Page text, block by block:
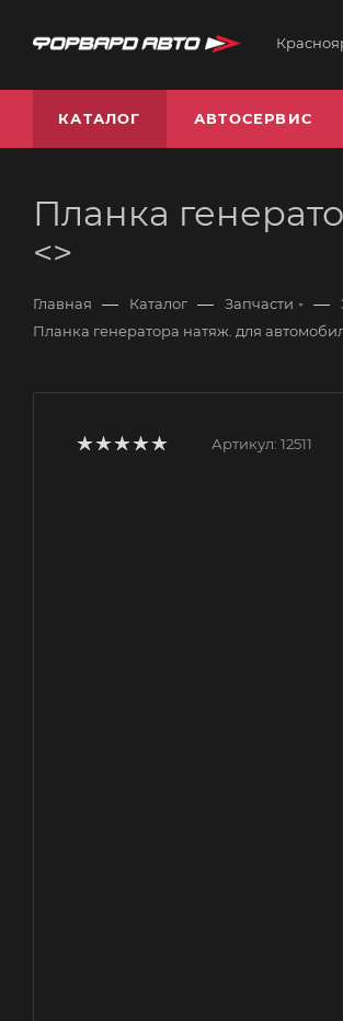
КАТАЛОГ АВТОСЕРВИС
Планка
<>
Главная — Каталог — Запчасти —
Планка генератора натяж. для
Артикул: 12511